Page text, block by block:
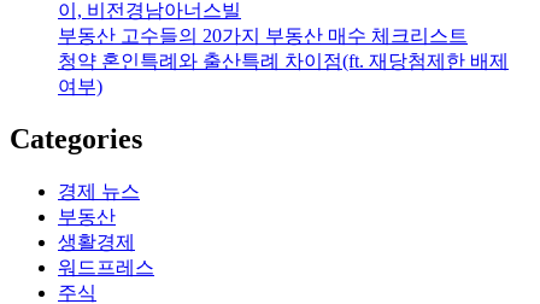
이, 비전경남아너스빌
부동산 고수들의 20가지 부동산 매수 체크리스트
청약 혼인특례와 출산특례 차이점(ft. 재당첨제한 배제
여부)
Categories
경제 뉴스
부동산
생활경제
워드프레스
주식